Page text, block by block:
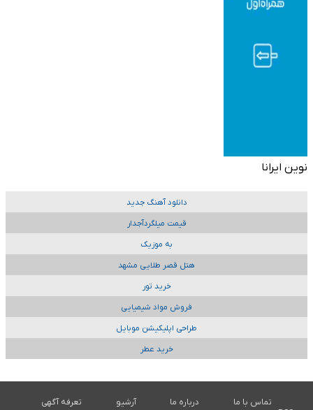
نوین ایرانا
دانلود آهنگ جدید
قیمت میلگردآجدار
به موزیک
هتل قصر طلایی مشهد
خرید تور
فروش مواد شیمیایی
طراحی اپلیکیشن موبایل
خرید عطر
تماس با ما درباره ما آرشیو
تعرفه آگهی